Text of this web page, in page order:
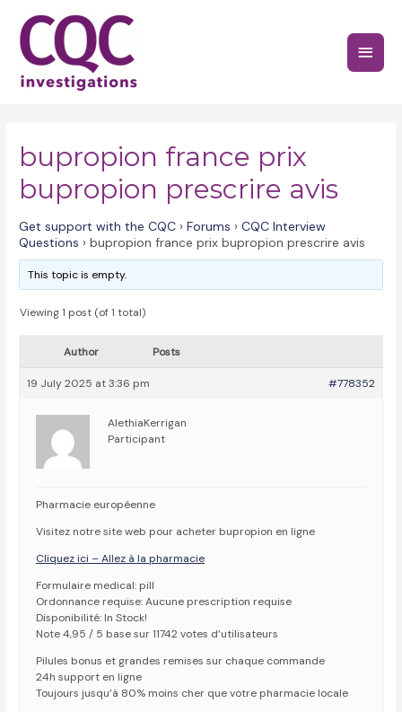
content
Main
bupropion france prix
bupropion prescrire avis
Get support with the CQC › Forums › CQC Interview
Questions › bupropion france prix bupropion prescrire avis
This topic is empty.
Viewing 1 post (of 1 total)
Author Posts
19 July 2025 at 3:36 pm #778352
AlethiaKerrigan
Participant
Pharmacie européenne
Visitez notre site web pour acheter bupropion en ligne
Cliquez ici – Allez à la pharmacie
Formulaire medical: pill
Ordonnance requise: Aucune prescription requise
Disponibilité: In Stock!
Note 4,95 / 5 base sur 11742 votes d’utilisateurs
Pilules bonus et grandes remises sur chaque commande
24h support en ligne
Toujours jusqu’à 80% moins cher que votre pharmacie locale